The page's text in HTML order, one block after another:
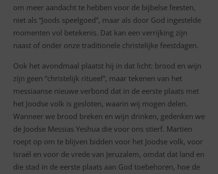
om meer aandacht te hebben voor de bijbelse feesten,
niet als “Joods speelgoed”, maar als door God ingestelde
momenten vol betekenis. Dat kan een verrijking zijn
naast of onder onze traditionele christelijke feestdagen.
Ook het avondmaal plaatst hij in dat licht: brood en wijn
zijn geen “christelijk ritueel”, maar tekenen van het
messiaanse nieuwe verbond dat in de eerste plaats met
het Joodse volk is gesloten, waarin wij mogen delen.
Wanneer we brood breken en wijn drinken, gedenken we
de Joodse Messias Yeshua die voor ons stierf. Martien
roept op om te blijven bidden voor het Joodse volk, voor
Israël en voor de vrede van Jeruzalem, omdat dat land en
die stad in de eerste plaats aan God toebehoren, hoe de